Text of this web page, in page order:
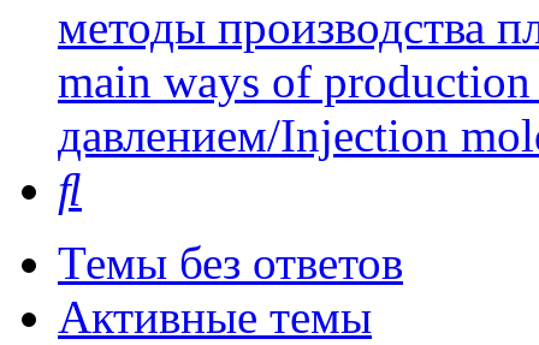
методы производства
main ways of
давлением/Injection
Темы без ответов
Активные темы